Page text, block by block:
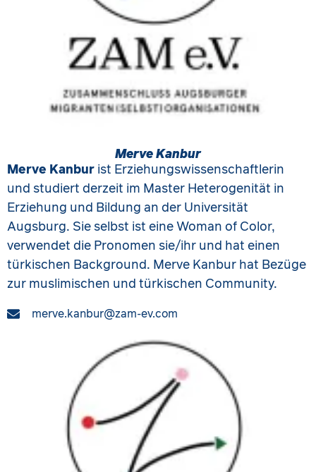
Merve Kanbur
Merve Kanbur ist Erziehungswissenschaftlerin
und studiert derzeit im Master Heterogenität in
Erziehung und Bildung an der Universität
Augsburg. Sie selbst ist eine Woman of Color,
verwendet die Pronomen sie/ihr und hat einen
türkischen Background. Merve Kanbur hat Bezüge
zur muslimischen und türkischen Community.
merve.kanbur@zam-ev.com